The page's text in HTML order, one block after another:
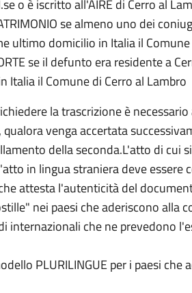
o è iscritto all'AIRE di Cerro al
se almeno uno dei
ultimo domicilio
se il defunto era residente a
Italia il Comune di Cerro al Lambro
la trascrizione è
venga accertata
della seconda.L'atto di cui
in lingua straniera deve
attesta l'autenticità del
nei paesi che aderiscono
internazionali che ne prevedono
PLURILINGUE per i paesi